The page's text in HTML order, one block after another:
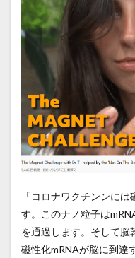
「コロナワクチンンに
す。このナノ粒子は
を通過します。そして脳
磁性化mRNAが脳に到達